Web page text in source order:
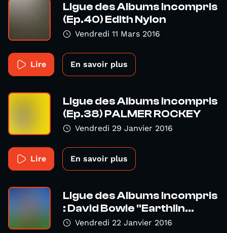
Ligue des Albums Incompris
(Ep.40) Edith Nylon
Vendredi 11 Mars 2016
Lire En savoir plus
Ligue des Albums Incompris
(Ep.38) PALMER ROCKEY
Vendredi 29 Janvier 2016
Lire En savoir plus
Ligue des Albums Incompris
: David Bowie "Earthlin...
Vendredi 22 Janvier 2016